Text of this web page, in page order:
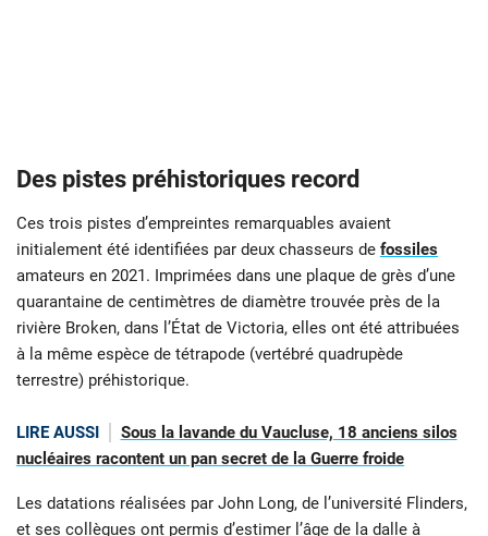
Des pistes préhistoriques record
Ces trois pistes d’empreintes remarquables avaient
initialement été identifiées par deux chasseurs de fossiles
amateurs en 2021. Imprimées dans une plaque de grès d’une
quarantaine de centimètres de diamètre trouvée près de la
rivière Broken, dans l’État de Victoria, elles ont été attribuées
à la même espèce de tétrapode (vertébré quadrupède
terrestre) préhistorique.
LIRE AUSSI
Sous la lavande du Vaucluse, 18 anciens silos
nucléaires racontent un pan secret de la Guerre froide
Les datations réalisées par John Long, de l’université Flinders,
et ses collègues ont permis d’estimer l’âge de la dalle à